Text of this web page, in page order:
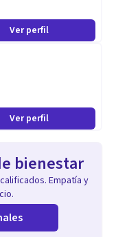
Ver perfil
Ver perfil
bienestar
Empatía y